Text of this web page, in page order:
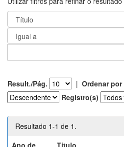
Result./Pág. | Ordenar por
Registro(s)
Resultado 1-1 de 1.
Ano de
Título